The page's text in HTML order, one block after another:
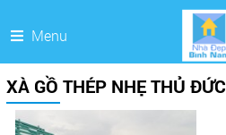
Menu
XÀ GỒ THÉP NHẸ THỦ ĐỨC